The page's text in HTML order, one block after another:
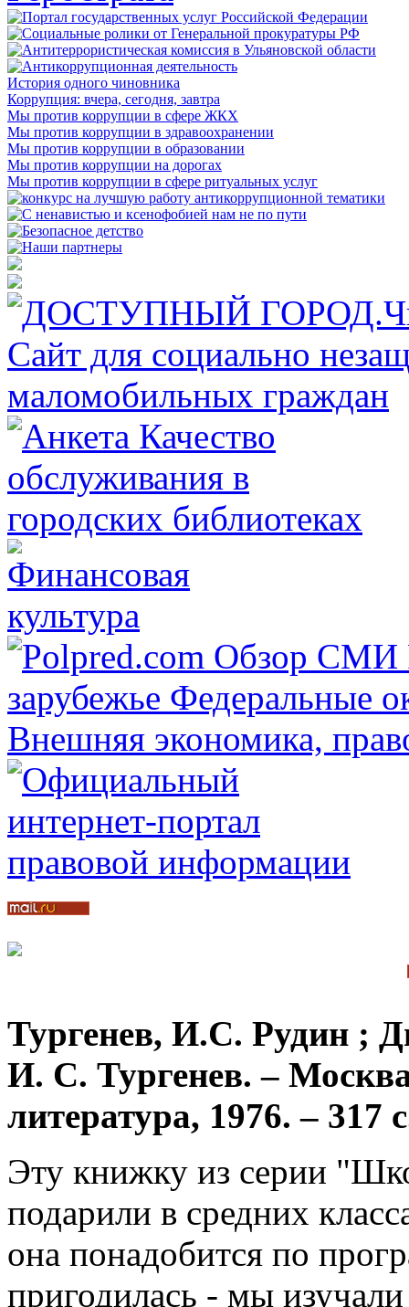
История одного чиновника
Коррупция: вчера, сегодня, завтра
Мы против коррупции в сфере ЖКХ
Мы против коррупции в здравоохранении
Мы против коррупции в образовании
Мы против коррупции на дорогах
Мы против коррупции в сфере ритуальных услуг
Тургенев, И.С. Рудин ;
И. С. Тургенев. –
литература, 1976. –
Эту книжку из серии
подарили в средних
она понадобится по
пригодилась - мы